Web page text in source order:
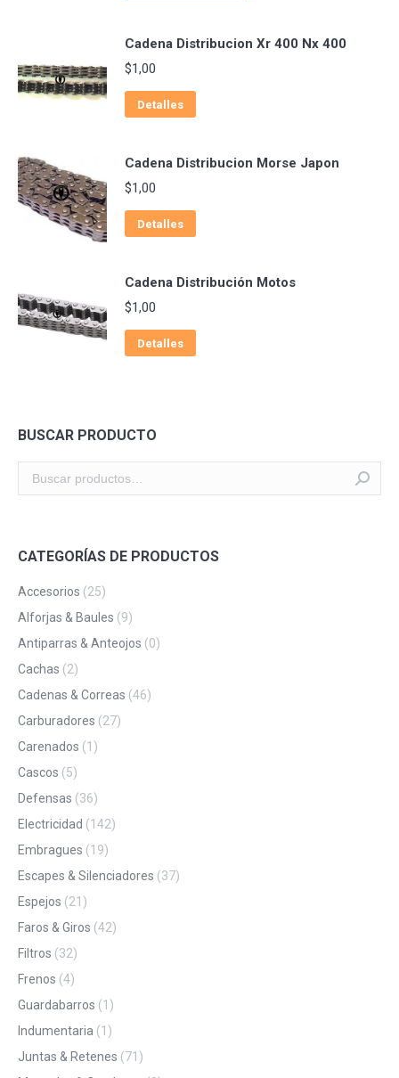
Cadena Distribucion Xr 400 Nx 400
$1,00
Detalles
Cadena Distribucion Morse Japon
$1,00
Detalles
Cadena Distribución Motos
$1,00
Detalles
BUSCAR PRODUCTO
CATEGORÍAS DE PRODUCTOS
Accesorios (25)
Alforjas & Baules (9)
Antiparras & Anteojos (0)
Cachas (2)
Cadenas & Correas (46)
Carburadores (27)
Carenados (1)
Cascos (5)
Defensas (36)
Electricidad (142)
Embragues (19)
Escapes & Silenciadores (37)
Espejos (21)
Faros & Giros (42)
Filtros (32)
Frenos (4)
Guardabarros (1)
Indumentaria (1)
Juntas & Retenes (71)